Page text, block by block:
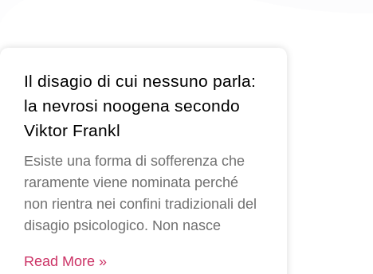
Il disagio di cui nessuno parla:
la nevrosi noogena secondo
Viktor Frankl
Esiste una forma di sofferenza che
raramente viene nominata perché
non rientra nei confini tradizionali del
disagio psicologico. Non nasce
Read More »